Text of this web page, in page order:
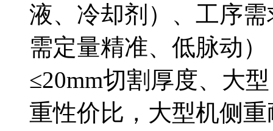
液、冷却剂）、工序
需定量精准、低脉动
≤20mm切割厚度、大
重性价比，大型机侧